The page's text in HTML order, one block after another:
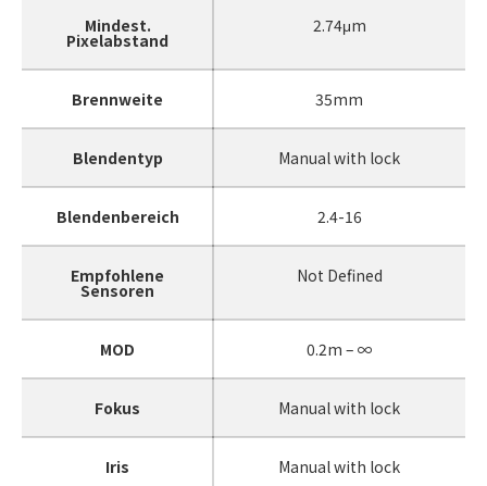
Mindest.
Pixelabstand
2.74μm
Brennweite 35mm
Blendentyp Manual with lock
Blendenbereich 2.4-16
Empfohlene
Sensoren
Not Defined
MOD 0.2m – ∞
Fokus Manual with lock
Iris Manual with lock